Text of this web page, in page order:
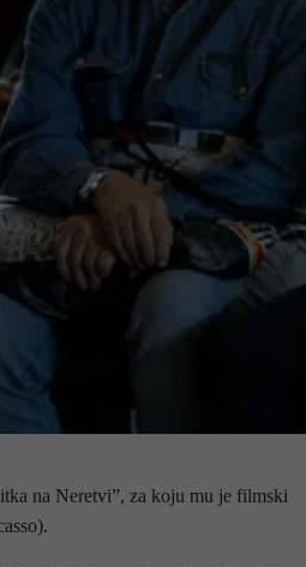
na Neretvi”, za koju mu je filmski